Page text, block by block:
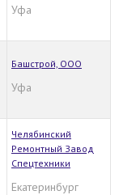
Уфа
Башстрой, ООО
Уфа
Челябинский
Ремонтный Завод
Спецтехники
Екатеринбург